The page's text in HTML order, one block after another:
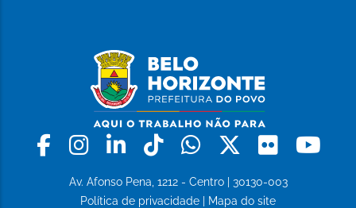
Facebook
Instagram
LinkedinTiktokWhatsapp
X Flickr
Av. Afonso Pena, 1212 - Centro | 30130-003
Política de privacidade
Mapa do site